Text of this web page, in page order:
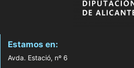
Estamos en:
Avda. Estació, nº 6